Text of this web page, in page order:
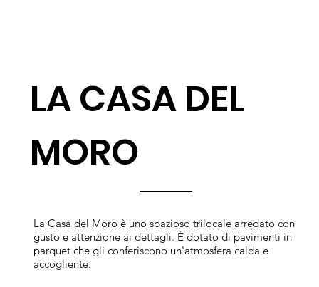
LA CASA DEL
MORO
La Casa del Moro è uno spazioso trilocale arredato con
gusto e attenzione ai dettagli. È dotato di pavimenti in
parquet che gli conferiscono un'atmosfera calda e
accogliente.